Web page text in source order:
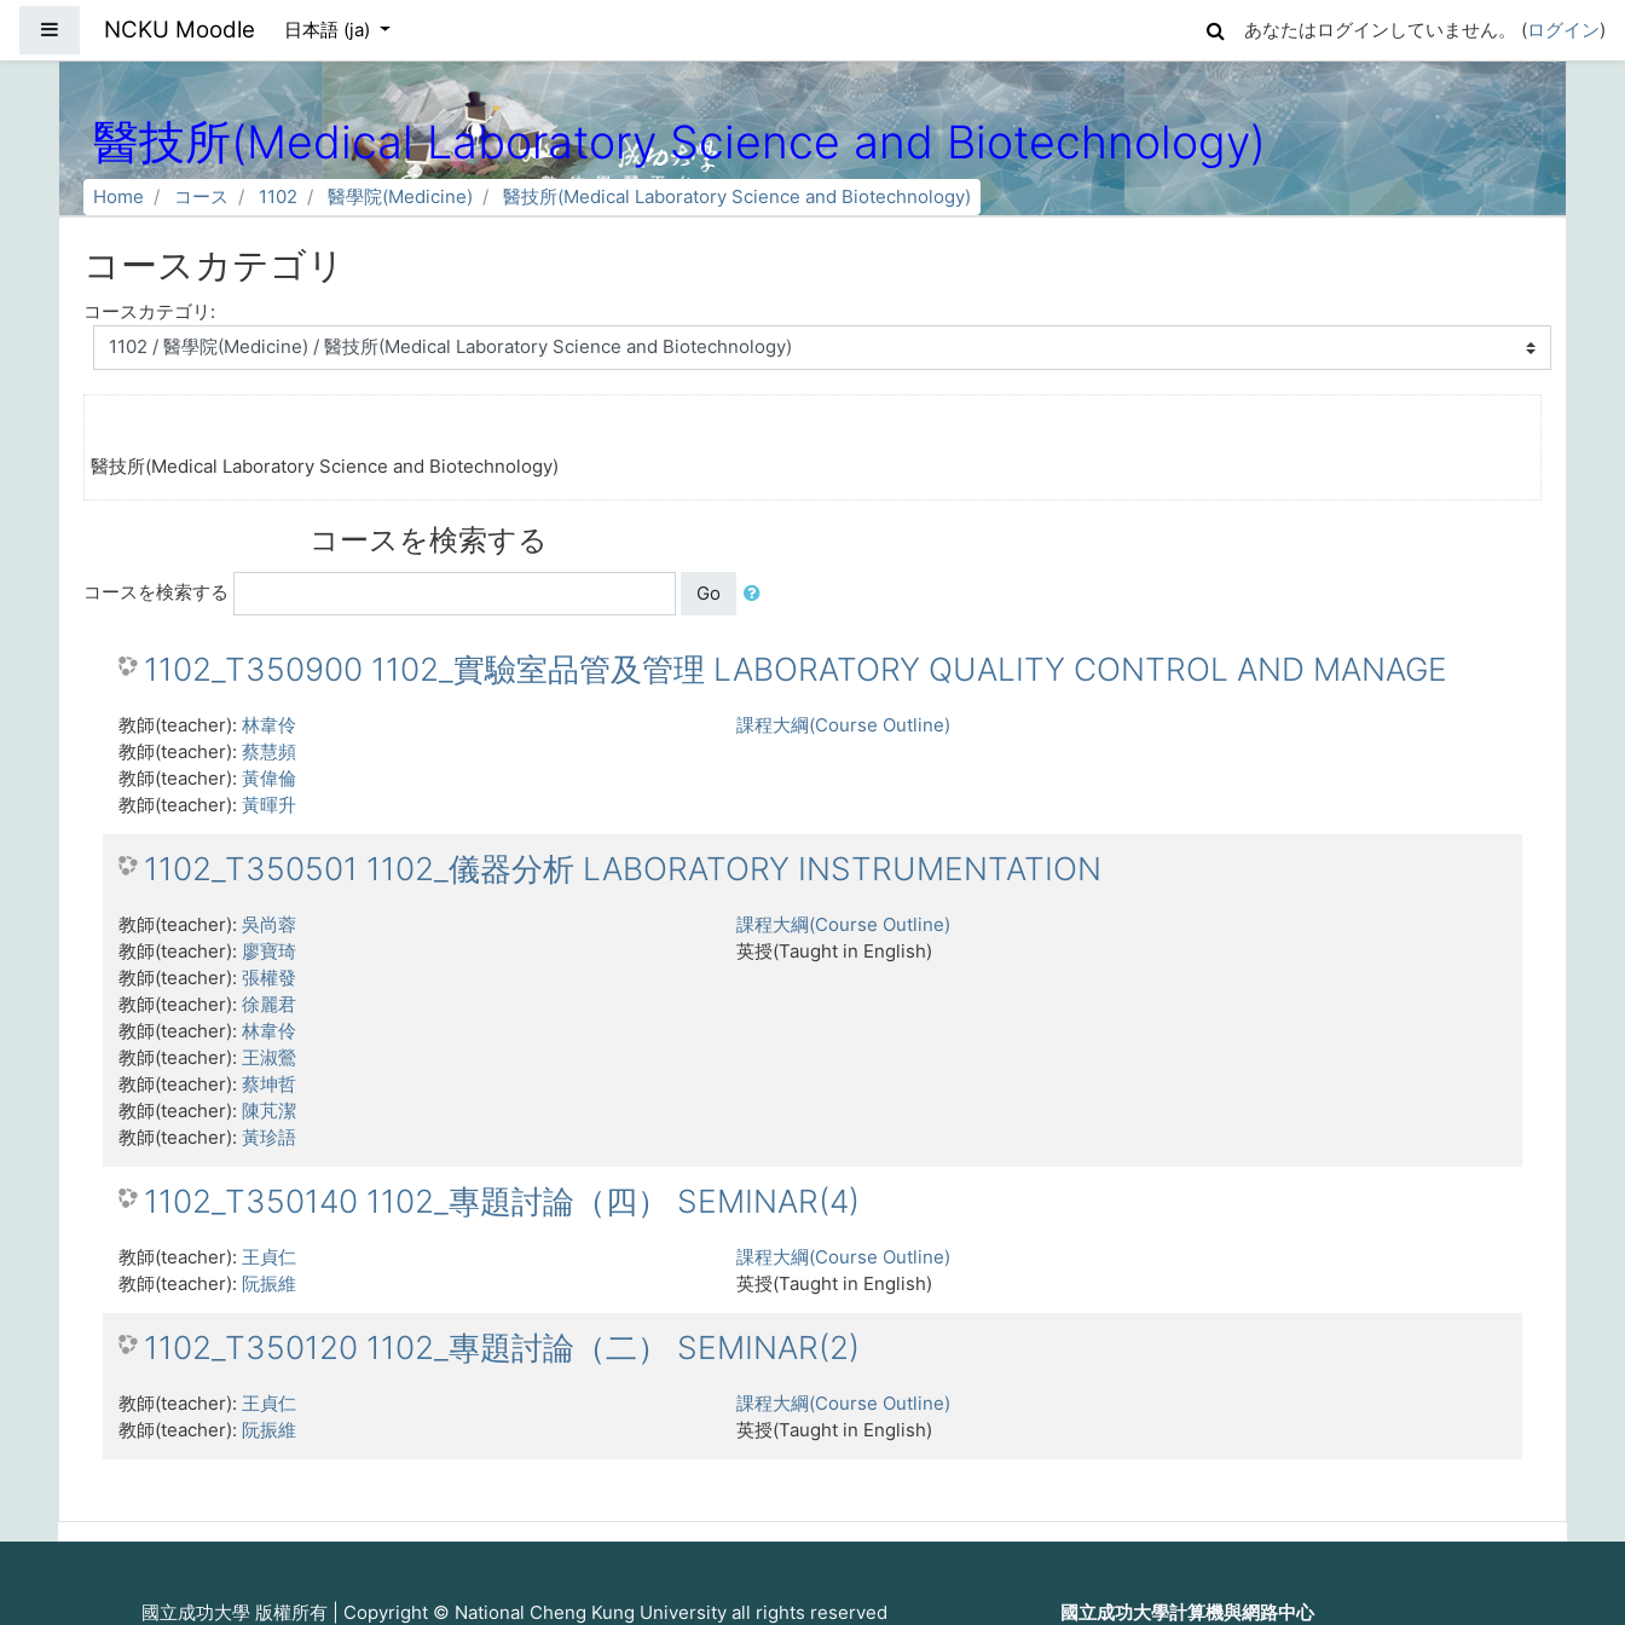
サイドパネル
NCKU Moodle 日本語 ‎(ja)‎ あなたはログインしていません。 (ログイン)
醫技所(Medical Laboratory Science and Biotechnology)
Home コース 1102 醫學院(Medicine) 醫技所(Medical Laboratory Science and Biotechnology)
コースカテゴリ
コースカテゴリ:
醫技所(Medical Laboratory Science and Biotechnology)
コースを検索する
コースを検索する Go
1102_T350900 1102_實驗室品管及管理 LABORATORY QUALITY CONTROL AND MANAGE
課程大綱(Course Outline)
教師(teacher): 林韋伶
教師(teacher): 蔡慧頻
教師(teacher): 黃偉倫
教師(teacher): 黃暉升
1102_T350501 1102_儀器分析 LABORATORY INSTRUMENTATION
課程大綱(Course Outline)
英授(Taught in English)
教師(teacher): 吳尚蓉
教師(teacher): 廖寶琦
教師(teacher): 張權發
教師(teacher): 徐麗君
教師(teacher): 林韋伶
教師(teacher): 王淑鶯
教師(teacher): 蔡坤哲
教師(teacher): 陳芃潔
教師(teacher): 黃珍語
1102_T350140 1102_專題討論（四） SEMINAR(4)
課程大綱(Course Outline)
英授(Taught in English)
教師(teacher): 王貞仁
教師(teacher): 阮振維
1102_T350120 1102_專題討論（二） SEMINAR(2)
課程大綱(Course Outline)
英授(Taught in English)
教師(teacher): 王貞仁
教師(teacher): 阮振維
國立成功大學 版權所有 | Copyright © National Cheng Kung University all rights reserved 國立成功大學計算機與網路中心